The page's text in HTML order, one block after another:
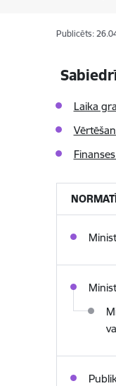
Publicēts:
Laika
Finanses